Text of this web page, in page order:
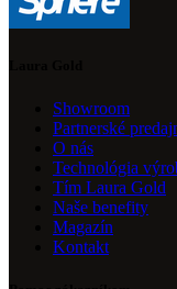
Showroom
Partnerské
O nás
Technológia
Tím Laura Gold
Naše benefity
Magazín
Kontakt